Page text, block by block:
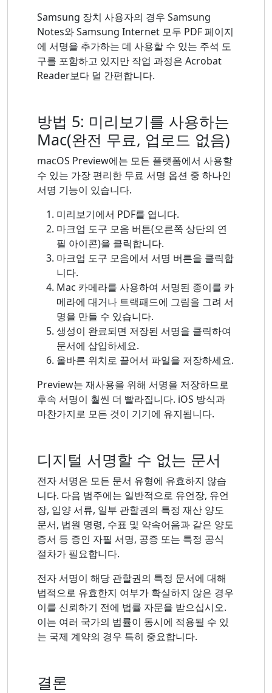
Samsung 장치 사용자의 경우 Samsung
Notes와 Samsung Internet 모두 PDF 페이지
에 서명을 추가하는 데 사용할 수 있는 주석 도
구를 포함하고 있지만 작업 과정은 Acrobat
Reader보다 덜 간편합니다.
방법 5: 미리보기를 사용하는
Mac(완전 무료, 업로드 없음)
macOS Preview에는 모든 플랫폼에서 사용할
수 있는 가장 편리한 무료 서명 옵션 중 하나인
서명 기능이 있습니다.
미리보기에서 PDF를 엽니다.
마크업 도구 모음 버튼(오른쪽 상단의 연
필 아이콘)을 클릭합니다.
마크업 도구 모음에서 서명 버튼을 클릭합
니다.
Mac 카메라를 사용하여 서명된 종이를 카
메라에 대거나 트랙패드에 그림을 그려 서
명을 만들 수 있습니다.
생성이 완료되면 저장된 서명을 클릭하여
문서에 삽입하세요.
올바른 위치로 끌어서 파일을 저장하세요.
Preview는 재사용을 위해 서명을 저장하므로
후속 서명이 훨씬 더 빨라집니다. iOS 방식과
마찬가지로 모든 것이 기기에 유지됩니다.
디지털 서명할 수 없는 문서
전자 서명은 모든 문서 유형에 유효하지 않습
니다. 다음 범주에는 일반적으로 유언장, 유언
장, 입양 서류, 일부 관할권의 특정 재산 양도
문서, 법원 명령, 수표 및 약속어음과 같은 양도
증서 등 증인 자필 서명, 공증 또는 특정 공식
절차가 필요합니다.
전자 서명이 해당 관할권의 특정 문서에 대해
법적으로 유효한지 여부가 확실하지 않은 경우
이를 신뢰하기 전에 법률 자문을 받으십시오.
이는 여러 국가의 법률이 동시에 적용될 수 있
는 국제 계약의 경우 특히 중요합니다.
결론